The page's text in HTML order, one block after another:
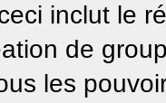
inclut le
de
les